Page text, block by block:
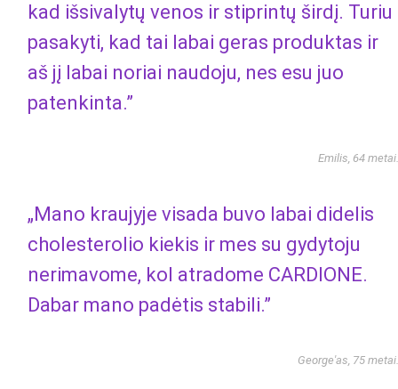
kad išsivalytų venos ir stiprintų širdį. Turiu
pasakyti, kad tai labai geras produktas ir
aš jį labai noriai naudoju, nes esu juo
patenkinta.”
Emilis, 64 metai.
„Mano kraujyje visada buvo labai didelis
cholesterolio kiekis ir mes su gydytoju
nerimavome, kol atradome CARDIONE.
Dabar mano padėtis stabili.”
George'as, 75 metai.